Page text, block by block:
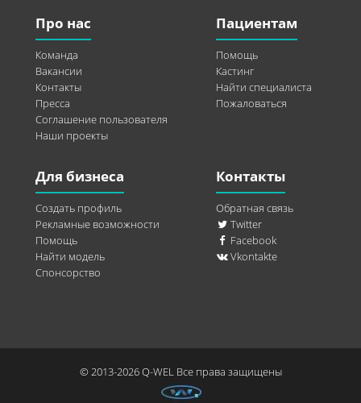
Про нас
Команда
Вакансии
Контакты
Пресса
Соглашение пользователя
Наши проекты
Пациентам
Помощь
Кастинг
Найти специалиста
Пожаловаться
Для бизнеса
Создать профиль
Рекламные возможности
Помощь
Найти модель
Спонсорство
Контакты
Обратная связь
Twitter
Facebook
Vkontakte
© 2013-2026 Q-WEL Все права защищены